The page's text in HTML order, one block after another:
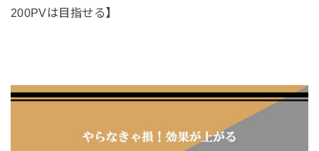
200PVは目指せる】